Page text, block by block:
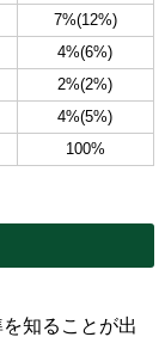
7%(12%)
4%(6%)
2%(2%)
4%(5%)
100%
知ることが出